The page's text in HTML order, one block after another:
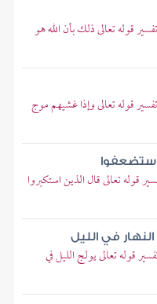
قوله تعالى ذلك بأن الله هو
قوله تعالى وإذا غشيهم موج
استضعفوا
قوله تعالى قال الذين استكبروا
في الليل
قوله تعالى يولج الليل في